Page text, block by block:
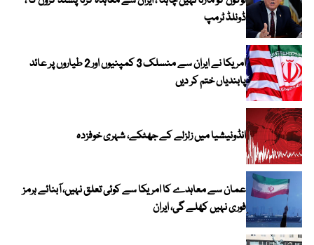
ڈونلڈ ٹرمپ
امریکا نے ایران سے منسلک 3 کمپنیوں اور 2 طیاروں پر عائد
پابندیاں ختم کر دیں
انڈونیشیا میں زلزلے کے جھٹکے، شہری خوفزدہ
عمان سے معاہدے کا امریکا سے کوئی تعلق نہیں، آبنائے ہرمز
فوری نہیں کھلے گی، ایران